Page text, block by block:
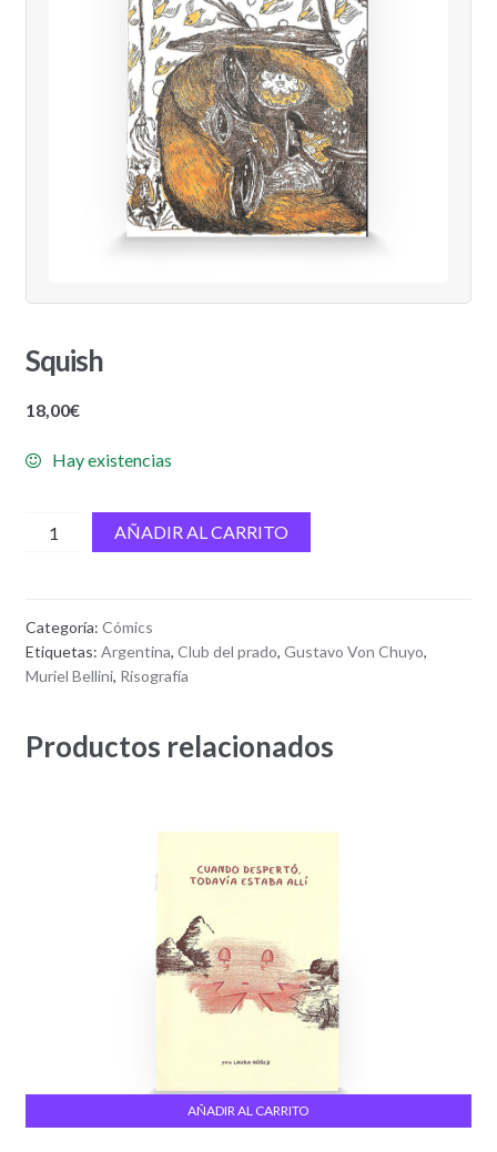
Squish
18,00€
Hay existencias
Squish
cantidad
AÑADIR AL CARRITO
Categoría: Cómics
Etiquetas: Argentina, Club del prado, Gustavo Von Chuyo,
Muriel Bellini, Risografía
Productos relacionados
AÑADIR AL CARRITO